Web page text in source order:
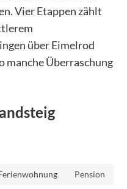
Vier Etappen zählt
über Eimelrod
manche Überraschung
Pension